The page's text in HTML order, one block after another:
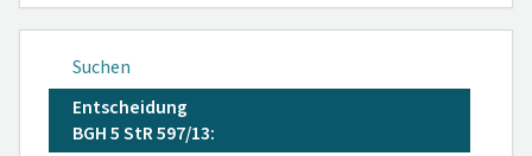
Suchen
Entscheidung
BGH 5 StR 597/13: